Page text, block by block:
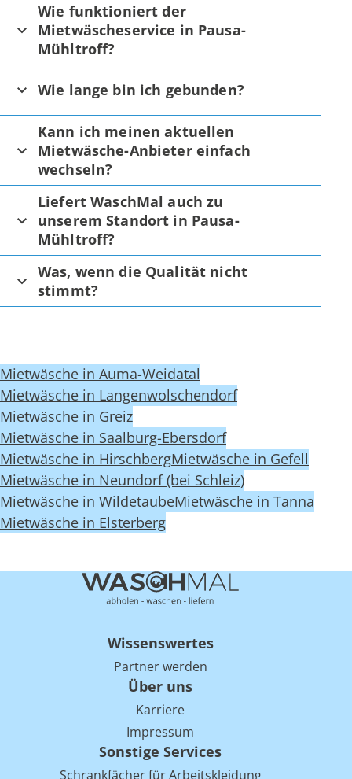
Wie funktioniert der
Mietwäscheservice in Pausa-
Mühltroff?
Wie lange bin ich gebunden?
Kann ich meinen aktuellen
Mietwäsche-Anbieter einfach
wechseln?
Liefert WaschMal auch zu
unserem Standort in Pausa-
Mühltroff?
Was, wenn die Qualität nicht
stimmt?
Mietwäsche in Auma-Weidatal
Mietwäsche in Langenwolschendorf
Mietwäsche in Greiz
Mietwäsche in Saalburg-Ebersdorf
Mietwäsche in HirschbergMietwäsche in Gefell
Mietwäsche in Neundorf (bei Schleiz)
Mietwäsche in WildetaubeMietwäsche in Tanna
Mietwäsche in Elsterberg
Wissenswertes
Partner werden
Über uns
Karriere
Impressum
Sonstige Services
Schrankfächer für Arbeitskleidung